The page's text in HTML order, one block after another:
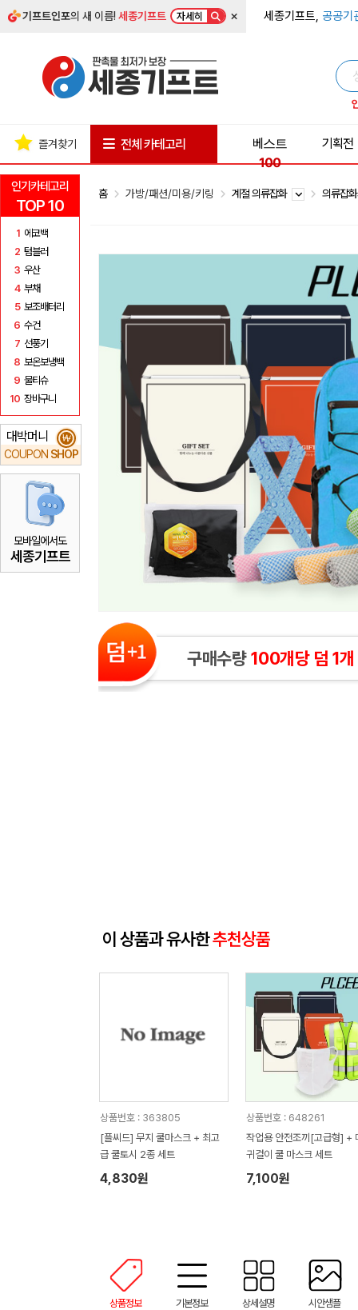
기프트인포의 새 이름!세종기프트 자세히 × 세종기프트, 공공기
인기카테고리
TOP 10
1 에코백
2 텀블러
3 우산
4 부채
5 보조배터리
6 수건
7 선풍기
8 보온보냉백
9 물티슈
10 장바구니
대박머니
COUPON SHOP
₩
모바일에서도
세종기프트
즐겨찾기 전체 카테고리
베스트
100
기획전
홈 가방/패션/미용/키링 계절 의류잡화 의류잡
구매수량100개당 덤 1개
이 상품과 유사한추천상품
상품번호 : 363805
[플씨드] 무지 쿨마스크 + 최고
급 쿨토시 2종 세트
4,830원
상품번호 : 648261
작업용 안전조끼[고급형] +
귀걸이 쿨 마스크 세트
7,100원
상품정보 기본정보 상세설명 시안샘플